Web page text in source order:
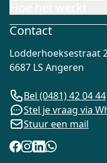
Contact
Lodderhoeksestraat
6687 LS Angeren
Bel (0481) 42 04 44
Stel je vraag via
Stuur een mail